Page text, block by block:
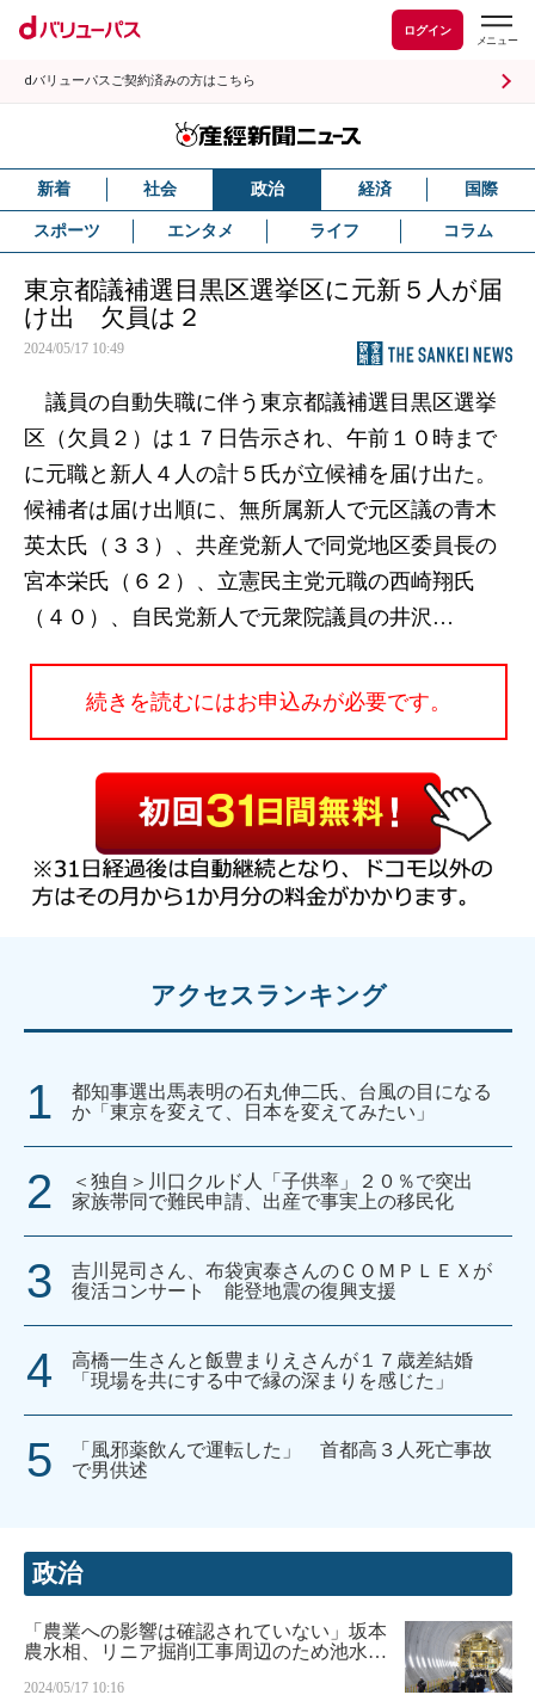
ログイン
dバリューパスご契約済みの方はこちら
新着 社会 政治 経済 国際
スポーツ エンタメ ライフ コラム
東京都議補選目黒区選挙区に元新５人が届
け出 欠員は２
2024/05/17 10:49
議員の自動失職に伴う東京都議補選目黒区選挙
区（欠員２）は１７日告示され、午前１０時まで
に元職と新人４人の計５氏が立候補を届け出た。
候補者は届け出順に、無所属新人で元区議の青木
英太氏（３３）、共産党新人で同党地区委員長の
宮本栄氏（６２）、立憲民主党元職の西崎翔氏
（４０）、自民党新人で元衆院議員の井沢…
続きを読むにはお申込みが必要です。
アクセスランキング
都知事選出馬表明の石丸伸二氏、台風の目になる
か「東京を変えて、日本を変えてみたい」
＜独自＞川口クルド人「子供率」２０％で突出
家族帯同で難民申請、出産で事実上の移民化
吉川晃司さん、布袋寅泰さんのＣＯＭＰＬＥＸが
復活コンサート 能登地震の復興支援
高橋一生さんと飯豊まりえさんが１７歳差結婚
「現場を共にする中で縁の深まりを感じた」
「風邪薬飲んで運転した」 首都高３人死亡事故
で男供述
政治
「農業への影響は確認されていない」坂本
農水相、リニア掘削工事周辺のため池水位
2024/05/17 10:16